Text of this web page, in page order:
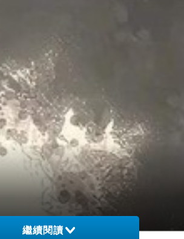
繼續閱讀